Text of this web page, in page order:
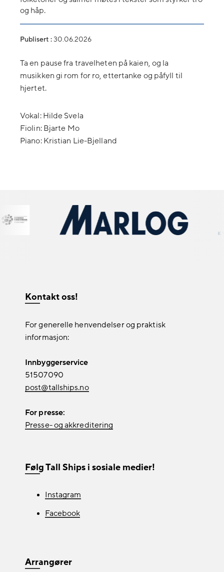
og håp.
Publisert : 30.06.2026
Ta en pause fra travelheten på kaien, og la
musikken gi rom for ro, ettertanke og påfyll til
hjertet.
Vokal: Hilde Svela
Fiolin: Bjarte Mo
Piano: Kristian Lie-Bjelland
Kontakt oss!
For generelle henvendelser og praktisk
informasjon:
Innbyggerservice
51507090
post@tallships.no
For presse:
Presse- og akkreditering
Følg Tall Ships i sosiale medier!
Instagram
Facebook
Arrangører